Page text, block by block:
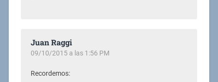
Juan Raggi
09/10/2015 a las 1:56 PM
Recordemos: